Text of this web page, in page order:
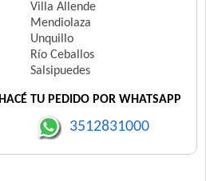
Villa Allende
Mendiolaza
Unquillo
Río Ceballos
Salsipuedes
HACÉ TU PEDIDO POR WHATSAPP
3512831000